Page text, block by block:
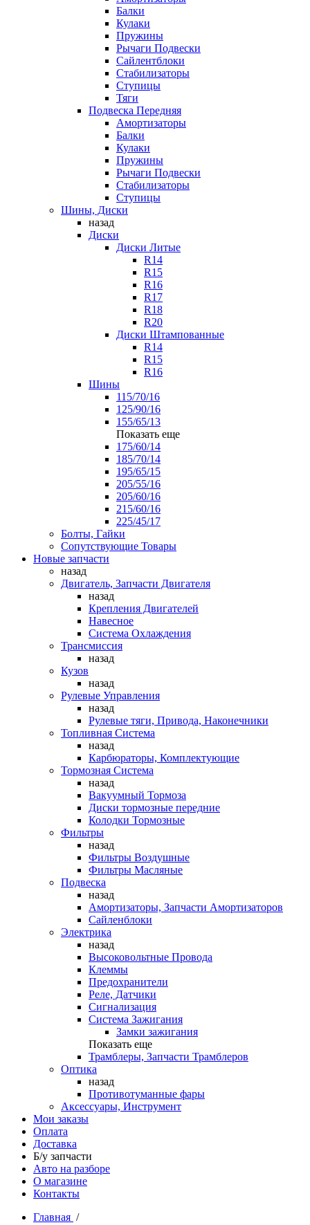
Балки
Кулаки
Пружины
Рычаги Подвески
Сайлентблоки
Стабилизаторы
Ступицы
Тяги
Подвеска Передняя
Амортизаторы
Балки
Кулаки
Пружины
Рычаги Подвески
Стабилизаторы
Ступицы
Шины, Диски
назад
Диски
Диски Литые
R14
R15
R16
R17
R18
R20
Диски Штампованные
R14
R15
R16
Шины
115/70/16
125/90/16
155/65/13
Показать еще
175/60/14
185/70/14
195/65/15
205/55/16
205/60/16
215/60/16
225/45/17
Болты, Гайки
Сопутствующие Товары
Новые запчасти
назад
Двигатель, Запчасти Двигателя
назад
Крепления Двигателей
Навесное
Система Охлаждения
Трансмиссия
назад
Кузов
назад
Рулевые Управления
назад
Рулевые тяги, Привода, Наконечники
Топливная Система
назад
Карбюраторы, Комплектующие
Тормозная Система
назад
Вакуумный Тормоза
Диски тормозные передние
Колодки Тормозные
Фильтры
назад
Фильтры Воздушные
Фильтры Масляные
Подвеска
назад
Амортизаторы, Запчасти Амортизаторов
Сайленблоки
Электрика
назад
Высоковольтные Провода
Клеммы
Предохранители
Реле, Датчики
Сигнализация
Система Зажигания
Замки зажигания
Показать еще
Трамблеры, Запчасти Трамблеров
Оптика
назад
Противотуманные фары
Аксессуары, Инструмент
Мои заказы
Оплата
Доставка
Б/у запчасти
Авто на разборе
О магазине
Контакты
Главная /